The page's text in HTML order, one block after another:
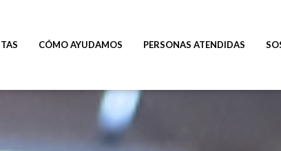
CÓMO AYUDAMOS PERSONAS ATENDIDAS